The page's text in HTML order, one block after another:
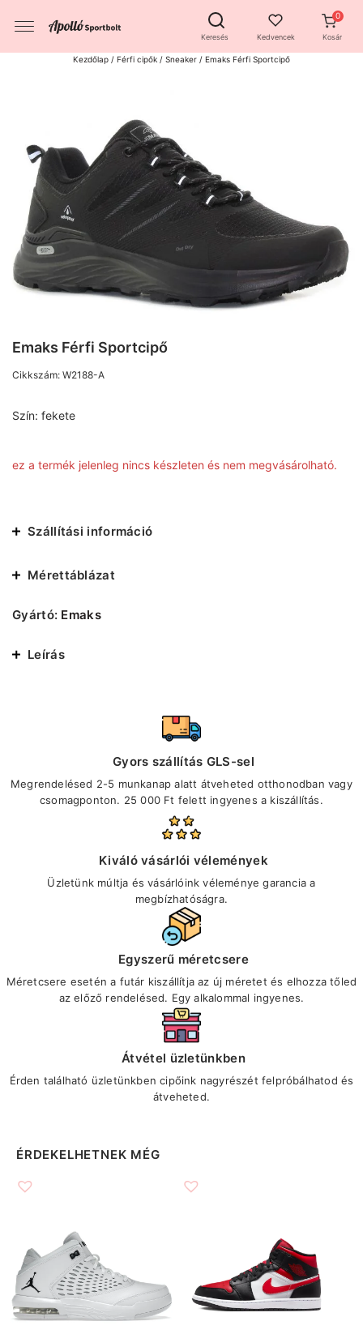
Keresés Kedvencek Kosár
Kezdőlap / Férfi cipők / Sneaker / Emaks Férfi Sportcipő
Emaks Férfi Sportcipő
Cikkszám: W2188-A
Szín: fekete
ez a termék jelenleg nincs készleten és nem megvásárolható.
Szállítási információ
Mérettáblázat
Gyártó: Emaks
Leírás
Gyors szállítás GLS-sel
Megrendelésed 2-5 munkanap alatt átveheted otthonodban vagy
csomagponton. 25 000 Ft felett ingyenes a kiszállítás.
Kiváló vásárlói vélemények
Üzletünk múltja és vásárlóink véleménye garancia a
megbízhatóságra.
Egyszerű méretcsere
Méretcsere esetén a futár kiszállítja az új méretet és elhozza tőled
az előző rendelésed. Egy alkalommal ingyenes.
Átvétel üzletünkben
Érden található üzletünkben cipőink nagyrészét felpróbálhatod és
átveheted.
ÉRDEKELHETNEK MÉG